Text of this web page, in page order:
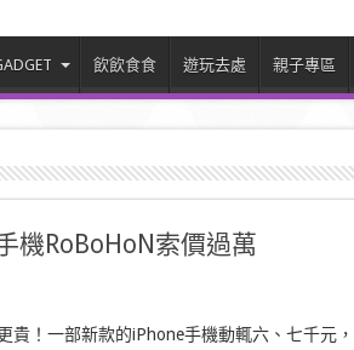
飲飲食食 遊玩去處 親子專區
機RoBoHoN索價過萬
貴！一部新款的iPhone手機動輒六、七千元